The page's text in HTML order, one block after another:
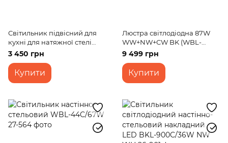
Світильник підвісний для
кухні для натяжної стелі
WBL-23S/30W WW WH
3 450 грн
Купити
Люстра світлодіодна 87W
WW+NW+CW BK (WBL-
58C/4)
9 499 грн
Купити